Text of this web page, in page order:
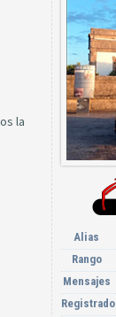
la
Alias
Rango
Mensajes
Registrado